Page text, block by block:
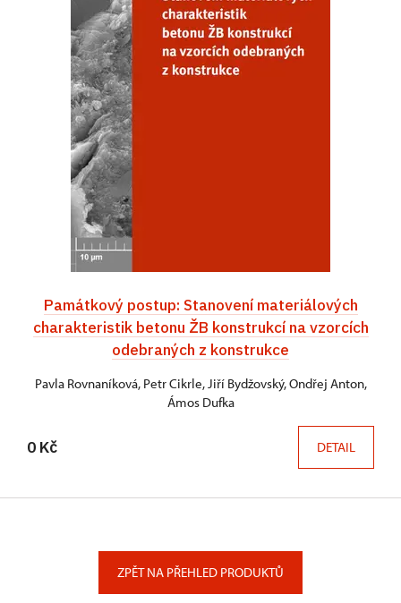
Památkový postup: Stanovení materiálových
charakteristik betonu ŽB konstrukcí na vzorcích
odebraných z konstrukce
Pavla Rovnaníková, Petr Cikrle, Jiří Bydžovský, Ondřej Anton,
Ámos Dufka
0 Kč DETAIL
ZPĚT NA PŘEHLED PRODUKTŮ